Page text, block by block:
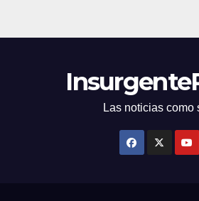
Las noticias como